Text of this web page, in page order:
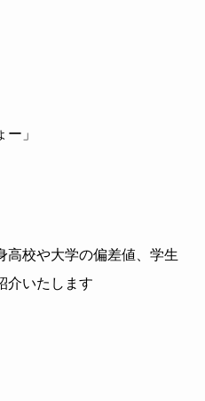
」
高校や大学の偏差値、学生
介いたします